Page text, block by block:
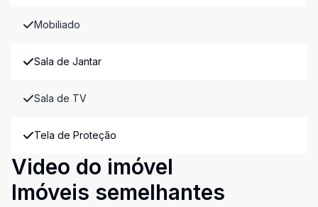
Mobiliado
Sala de Jantar
Sala de TV
Tela de Proteção
Video do imóvel
Imóveis semelhantes